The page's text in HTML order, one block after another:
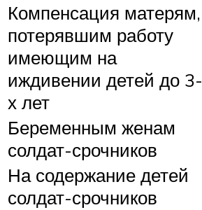
Компенсация матерям,
потерявшим работу
имеющим на
иждивении детей до 3-
х лет
Беременным женам
солдат-срочников
На содержание детей
солдат-срочников